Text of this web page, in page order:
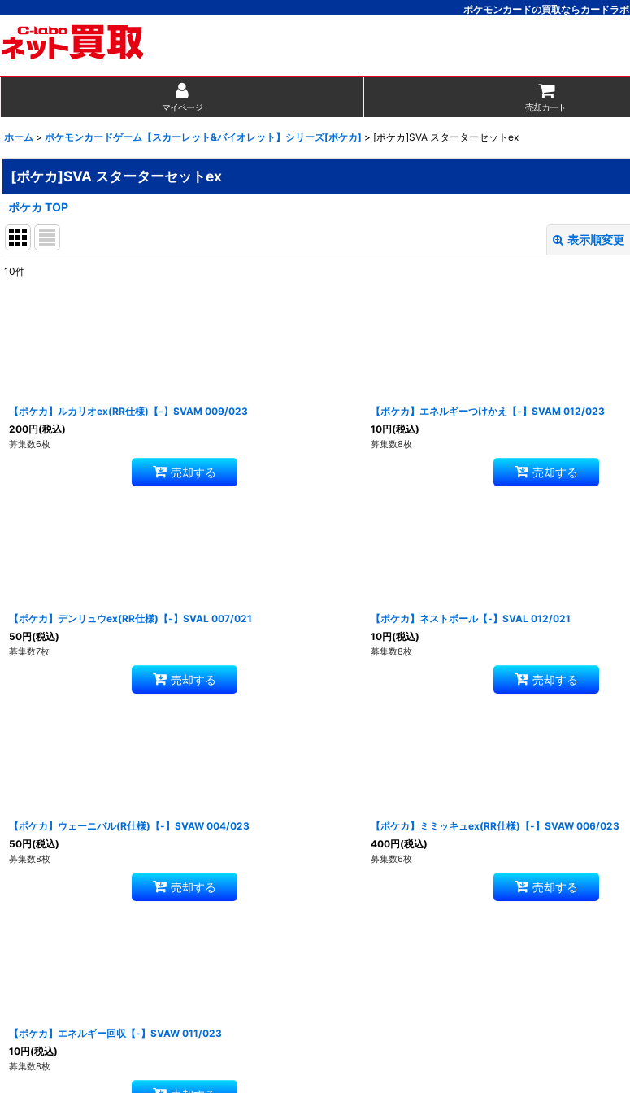
ポケモンカードの買取ならカードラボ
マイページ 売却カート
ホーム > ポケモンカードゲーム【スカーレット&バイオレット】シリーズ[ポケカ] > [ポケカ]SVA スターターセットex
[ポケカ]SVA スターターセットex
ポケカ TOP
表示順変更
10件
【ポケカ】ルカリオex(RR仕様)【-】SVAM 009/023
200円(税込)
募集数6枚
売却する
【ポケカ】エネルギーつけかえ【-】SVAM 012/023
10円(税込)
募集数8枚
売却する
【ポケカ】デンリュウex(RR仕様)【-】SVAL 007/021
50円(税込)
募集数7枚
売却する
【ポケカ】ネストボール【-】SVAL 012/021
10円(税込)
募集数8枚
売却する
【ポケカ】ウェーニバル(R仕様)【-】SVAW 004/023
50円(税込)
募集数8枚
売却する
【ポケカ】ミミッキュex(RR仕様)【-】SVAW 006/023
400円(税込)
募集数6枚
売却する
【ポケカ】エネルギー回収【-】SVAW 011/023
10円(税込)
募集数8枚